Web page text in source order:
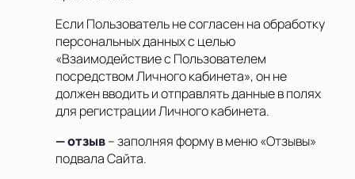
Если Пользователь не согласен на обработку
персональных данных с целью
«Взаимодействие с Пользователем
посредством Личного кабинета», он не
должен вводить и отправлять данные в полях
для регистрации Личного кабинета.
— отзыв– заполняя форму в меню «Отзывы»
подвала Сайта.